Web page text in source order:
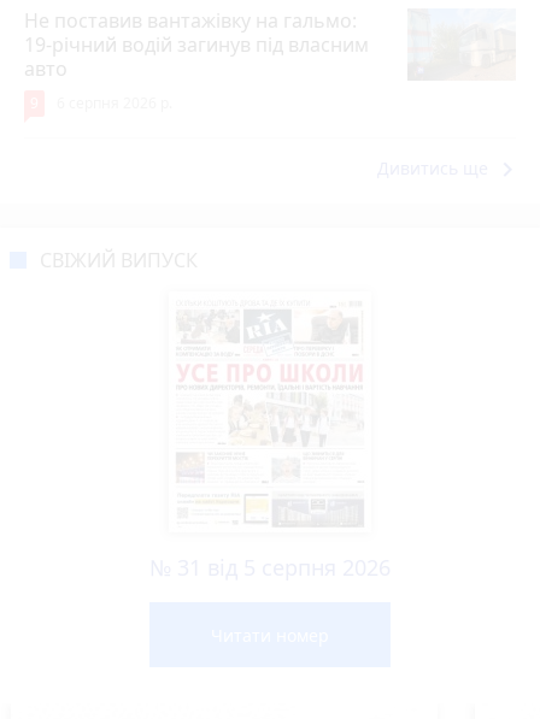
Не поставив вантажівку на гальмо:
19-річний водій загинув під власним
авто